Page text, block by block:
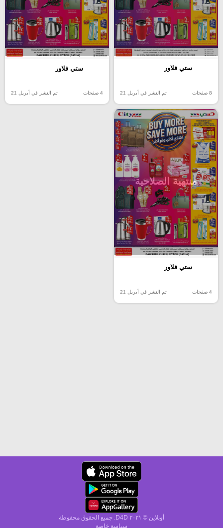
ستي فلاور
8 صفحات تم النشر في أبريل 21
ستي فلاور
4 صفحات تم النشر في أبريل 21
منتهية الصلاحية
ستي فلاور
4 صفحات تم النشر في أبريل 21
أونلاين © ۲۰٢١ D4D. جميع الحقوق محفوظة
سياسة خاصة